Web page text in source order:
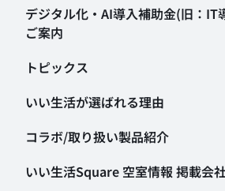
デジタル化・AI導入補助金(旧：IT
ご案内
トピックス
いい生活が選ばれる理由
コラボ/取り扱い製品紹介
いい生活Square 空室情報掲載会